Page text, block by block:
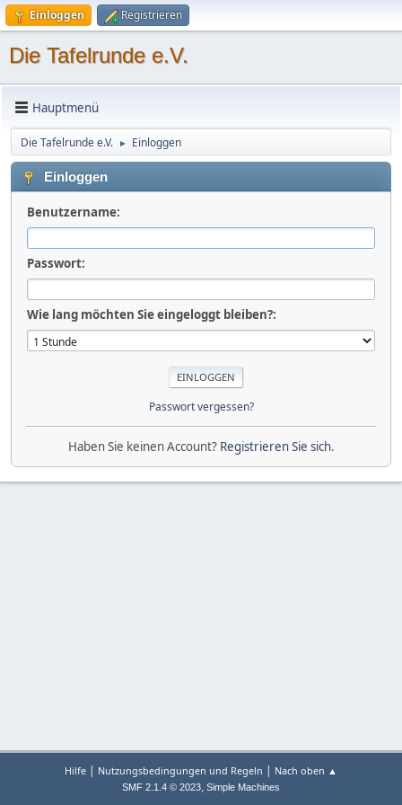
Einloggen Registrieren
Die Tafelrunde e.V.
Hauptmenü
Die Tafelrunde e.V. ► Einloggen
Einloggen
Benutzername:
Passwort:
Wie lang möchten Sie eingeloggt bleiben?:
Passwort vergessen?
Haben Sie keinen Account? Registrieren Sie sich.
Hilfe | Nutzungsbedingungen und Regeln | Nach oben ▲
SMF 2.1.4 © 2023, Simple Machines